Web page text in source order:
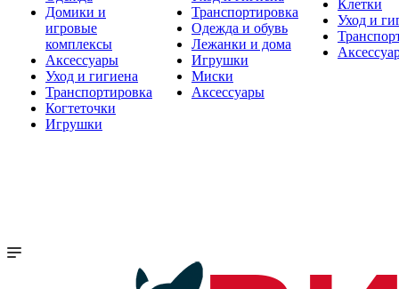
Домики и
игровые
комплексы
Аксессуары
Уход и гигиена
Транспортировка
Когтеточки
Игрушки
Транспортировка
Одежда и обувь
Лежанки и дома
Игрушки
Миски
Аксессуары
Клетки
Уход и